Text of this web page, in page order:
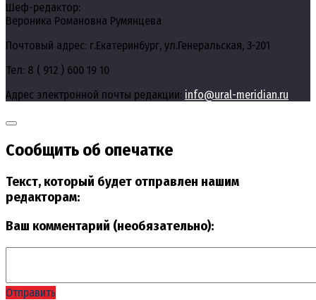
Шеф-редактор:
Вероника Романовна Румянцева
Почтовый адрес: г.Екатеринбург, ул.Генеральская, 3-201
Тел: 8 ( 912 ) 600 19 10
Адрес электронной почты редакции: info@ural-meridian.ru
Сообщить об опечатке
Текст, который будет отправлен нашим
редакторам:
Ваш комментарий (необязательно):
Отправить